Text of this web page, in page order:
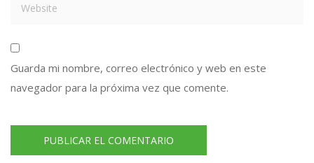
Guarda mi nombre, correo electrónico y web en este
navegador para la próxima vez que comente.